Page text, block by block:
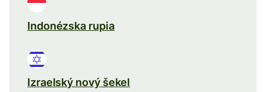
Indonézska rupia
Izraelský nový šekel